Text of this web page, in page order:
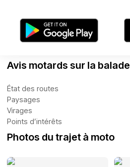
Avis motards sur la balade
État des routes
Paysages
Virages
Points d’intérêts
Photos du trajet à moto